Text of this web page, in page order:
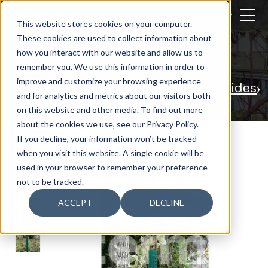
This website stores cookies on your computer.
These cookies are used to collect information about
how you interact with our website and allow us to
remember you. We use this information in order to
improve and customize your browsing experience
and for analytics and metrics about our visitors both
on this website and other media. To find out more
about the cookies we use, see our Privacy Policy.
If you decline, your information won’t be tracked
when you visit this website. A single cookie will be
used in your browser to remember your preference
not to be tracked.
ACCEPT DECLINE
BUSCAR
CERRAR
Nuestras actividades Agricultura
Protección Premium para árboles y vides
Dual Flex